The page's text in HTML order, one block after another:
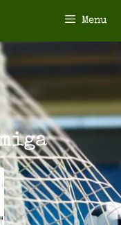
Menu